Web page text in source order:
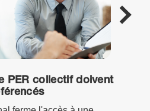
PER collectif doivent